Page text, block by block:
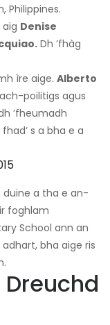
Philippines.
Denise
Dh ’fhàg
ìre aige. Alberto
poilitigs agus
’fheumadh
s a bha e a
duine a tha e an-
foghlam
School ann an
bha aige ris